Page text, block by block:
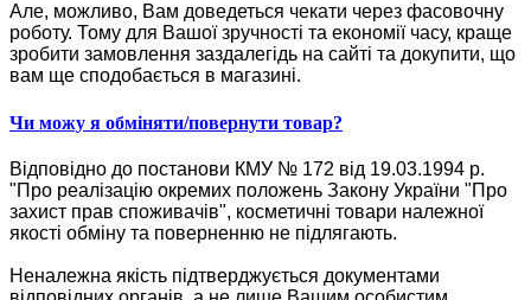
Але, можливо, Вам доведеться чекати через фасовочну
роботу. Тому для Вашої зручності та економії часу, краще
зробити замовлення заздалегідь на сайті та докупити, що
вам ще сподобається в магазині.
Чи можу я обміняти/повернути товар?
Відповідно до постанови КМУ № 172 від 19.03.1994 р.
"Про реалізацію окремих положень Закону України "Про
захист прав споживачів", косметичні товари належної
якості обміну та поверненню не підлягають.
Неналежна якість підтверджується документами